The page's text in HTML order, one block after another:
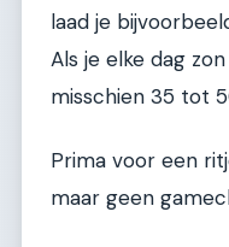
laad je
Als je elke dag
misschien 35 tot
Prima voor een
maar geen